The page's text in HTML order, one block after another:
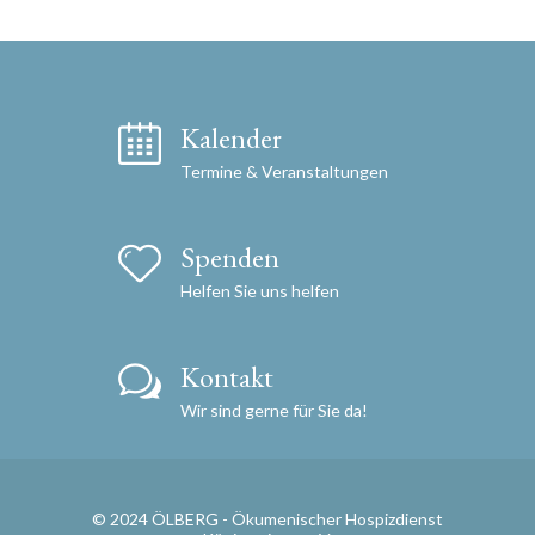
Kalender
Termine & Veranstaltungen
Spenden
Helfen Sie uns helfen
Kontakt
Wir sind gerne für Sie da!
© 2024 ÖLBERG - Ökumenischer Hospizdienst